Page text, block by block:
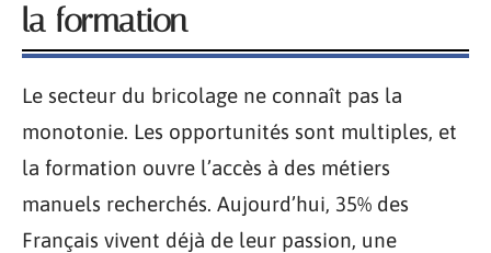
la formation
Le secteur du bricolage ne connaît pas la
monotonie. Les opportunités sont multiples, et
la formation ouvre l’accès à des métiers
manuels recherchés. Aujourd’hui, 35% des
Français vivent déjà de leur passion, une